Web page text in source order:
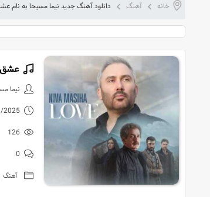
خانه آهنگ دانلود آهنگ جدید نیما مسیحا به نام
عشق
نیما
2025
126
0
آهنگ